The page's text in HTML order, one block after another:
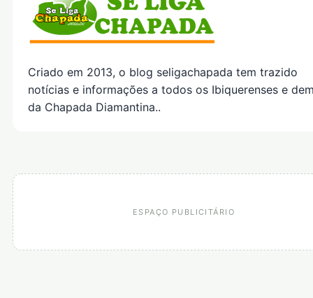
Criado em 2013, o blog seligachapada tem trazido
notícias e informações a todos os Ibiquerenses e
da Chapada Diamantina..
ESPAÇO PUBLICITÁRIO